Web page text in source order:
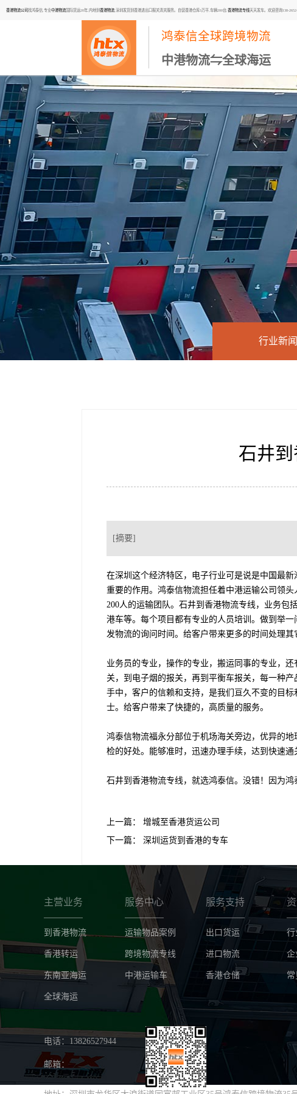
香港物流公司找鸿泰信,专业中港物流国际货运20年,内地到 香港物流 ,深圳发货到香港进出口报关清关服务。自营香港仓库3万平,车辆200台, 香港物流专线天天发车。欢迎咨询138-
鸿泰信全球跨境物流
中港物流⇋全球海运
行业新闻
石井
[摘要]
在深圳这个经济特区，电子行业可是说是中国最
重要的作用。鸿泰信物流担任着中港运输公司领
200人的运输团队。石井到香港物流专线，业务包
港车等。每个项目都有专业的人员培训。做到举
发物流的询问时间。给客户带来更多的时间处理
业务员的专业，操作的专业，搬运同事的专业，
关，到电子烟的报关，再到平衡车报关，每一种
手中，客户的信赖和支持，是我们亘久不变的目
士。给客户带来了快捷的，高质量的服务。
鸿泰信物流福永分部位于机场海关旁边，优异的
检的好处。能够准时，迅速办理手续，达到快速通
石井到香港物流专线，就选鸿泰信。没错！因为
上一篇：
增城至香港货运公司
下一篇：
深圳运货到香港的专车
主营业务
到香港物流
香港转运
东南亚海运
全球海运
服务中心
运输物品案例
跨境物流专线
中港运输车
服务支持
出口货运
进口物流
香港仓储
行
企
常
电话：13826527944
邮箱：